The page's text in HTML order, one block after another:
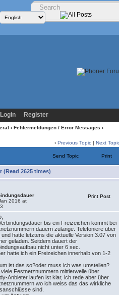
Login Register
› Fehlermeldungen / Error Messages ›
‹ Previous Topic | Next
Send Topic Print
(Read 2625 times)
2016 at
Print Post
bis ein Freizeichen kommt bei
dauern zulange. Telefoniere über
und hatte letztens die aktuelle Version 3.07 von
geladen. Seitdem dauert der
nicht unter 6 sec.
hatte ich ein Freizeichen innerhalb von 1-2
ist das so?oder muss ich was umstellen?
viele Festnetznummern mittlerweile über
Anbieter laufen ist klar, ich rede aber über
wo ich weiss das das wirkliche
sind.